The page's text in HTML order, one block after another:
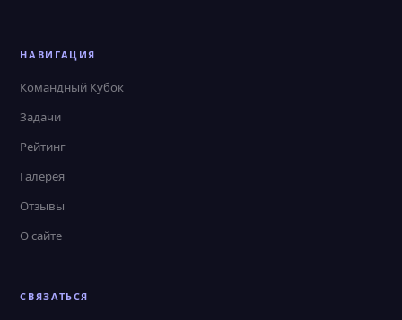
НАВИГАЦИЯ
Командный Кубок
Задачи
Рейтинг
Галерея
Отзывы
О сайте
СВЯЗАТЬСЯ